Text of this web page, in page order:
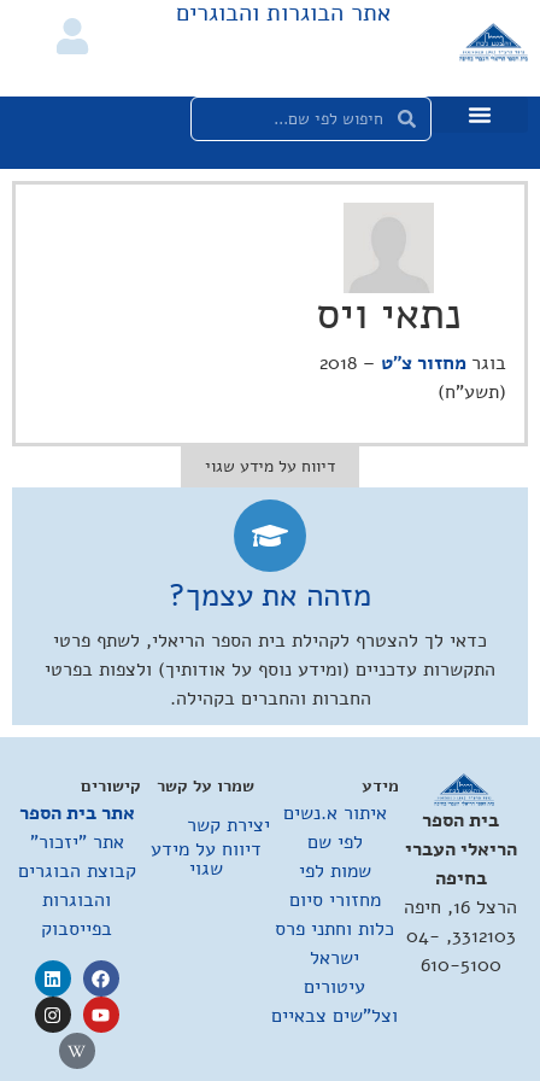
אתר הבוגרות והבוגרים
נתאי ויס
בוגר מחזור צ"ט
– 2018
(תשע"ח)
דיווח על מידע שגוי
מזהה את עצמך?
כדאי לך להצטרף לקהילת בית הספר הריאלי, לשתף פרטי
התקשרות עדכניים (ומידע נוסף על אודותיך) ולצפות בפרטי
החברות והחברים בקהילה.
בית הספר
הריאלי העברי
בחיפה
הרצל 16, חיפה
3312103, 04-
610-5100
מידע
איתור א.נשים
לפי שם
שמות לפי
מחזורי סיום
כלות וחתני פרס
ישראל
עיטורים
וצל"שים צבאיים
קישורים
אתר בית הספר
אתר "יזכור"
קבוצת הבוגרים
והבוגרות
בפייסבוק
שמרו על קשר
יצירת קשר
דיווח על מידע
שגוי